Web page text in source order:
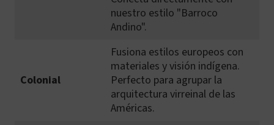
nuestro estilo "Barroco
Andino".
Colonial
Fusiona estilos europeos con
materiales y visión indígena.
Perfecto para agrupar la
arquitectura virreinal de las
Américas.